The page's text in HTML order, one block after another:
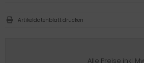
Alle Preise inkl.
Artikeldatenblatt drucken